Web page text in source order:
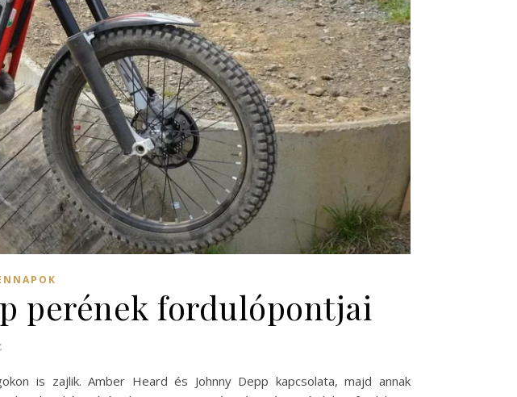
perének fordulópontjai
is zajlik. Amber Heard és Johnny Depp kapcsolata, majd annak